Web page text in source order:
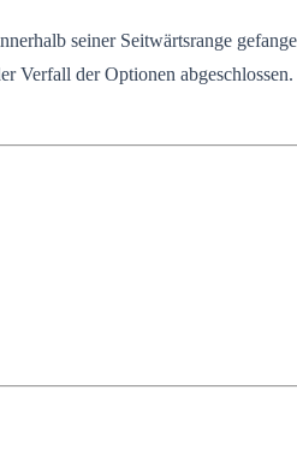
seiner Seitwärtsrange
Verfall der Optionen